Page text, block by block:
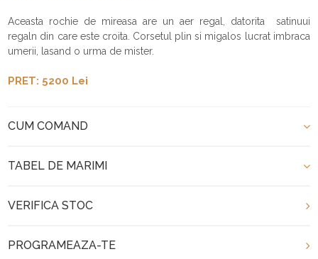
Aceasta rochie de mireasa are un aer regal, datorita satinuui
regaln din care este croita. Corsetul plin si migalos lucrat imbraca
umerii, lasand o urma de mister.
PRET: 5200 Lei
CUM COMAND
TABEL DE MARIMI
VERIFICA STOC
PROGRAMEAZA-TE